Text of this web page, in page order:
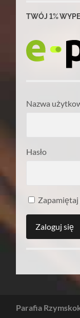
TWÓJ 1%
Nazwa
Hasło
Zapamiętaj
Parafia